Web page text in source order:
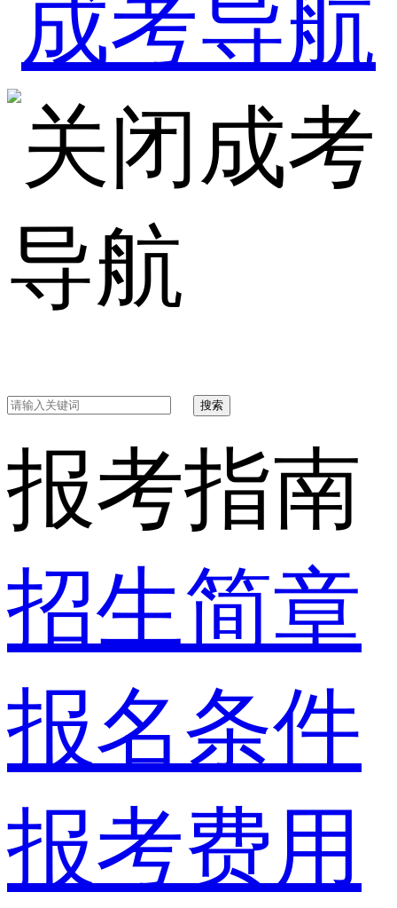
成考
导航
搜索
报考指南
招生简章
报名条件
报考费用